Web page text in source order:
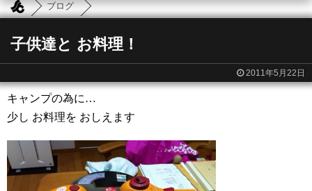
ブログ
子供達と お料理！
2011年5月22日
キャンプの為に…
少し お料理を おしえます